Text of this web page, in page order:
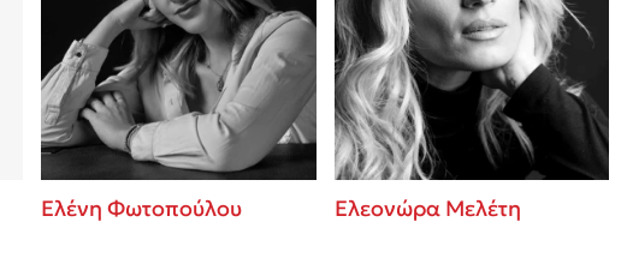
Ελένη Φωτοπούλου Ελεονώρα Μελέτη